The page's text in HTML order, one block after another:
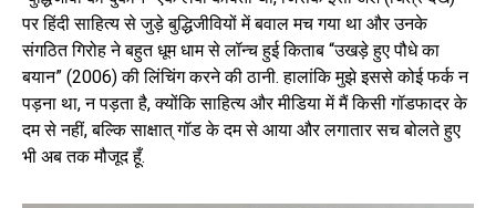
पर हिंदी साहित्य से जुड़े बुद्धिजीवियों में बवाल मच गया था और उनके
संगठित गिरोह ने बहुत धूम धाम से लॉन्च हुई किताब “उखड़े हुए पौधे का
बयान” (2006) की लिंचिंग करने की ठानी. हालांकि मुझे इससे कोई फर्क न
पड़ना था, न पड़ता है, क्योंकि साहित्य और मीडिया में मैं किसी गॉडफादर के
दम से नहीं, बल्कि साक्षात् गॉड के दम से आया और लगातार सच बोलते हुए
भी अब तक मौजूद हूँ.